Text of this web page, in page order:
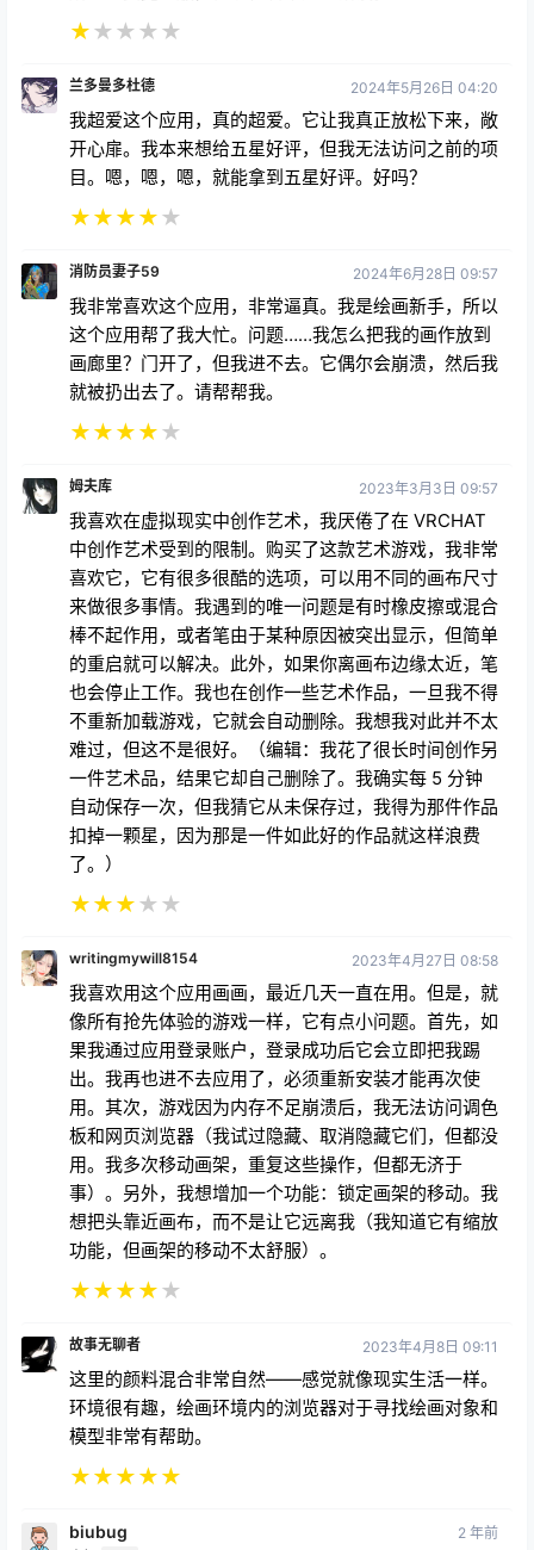
兰多曼多杜德
开心扉。我本来想给五星好评，但我无法访问之前的项
目。嗯，嗯，嗯，就能拿到五星好评。好吗？
★★★ ★★
消防员妻子59
这个应用帮了我大忙。问题……我怎么把我的画作放到
画廊里？门开了，但我进不去。它偶尔会崩溃，然后我
就被扔出去了。请帮帮我。
★★★ ★★
姆夫库
中创作艺术受到的限制。购买了这款艺术游戏，我非常
喜欢它，它有很多很酷的选项，可以用不同的画布尺寸
来做很多事情。我遇到的唯一问题是有时橡皮擦或混合
棒不起作用，或者笔由于某种原因被突出显示，但简单
的重启就可以解决。此外，如果你离画布边缘太近，笔
也会停止工作。我也在创作一些艺术作品，一旦我不得
不重新加载游戏，它就会自动删除。我想我对此并不太
难过，但这不是很好。（编辑：我花了很长时间创作另
一件艺术品，结果它却自己删除了。我确实每 5 分钟
自动保存一次，但我猜它从未保存过，我得为那件作品
扣掉一颗星，因为那是一件如此好的作品就这样浪费
了。）
★★ ★★★
writingmywill8154
像所有抢先体验的游戏一样，它有点小问题。首先，如
果我通过应用登录账户，登录成功后它会立即把我踢
出。我再也进不去应用了，必须重新安装才能再次使
用。其次，游戏因为内存不足崩溃后，我无法访问调色
板和网页浏览器（我试过隐藏、取消隐藏它们，但都没
用。我多次移动画架，重复这些操作，但都无济于
事）。另外，我想增加一个功能：锁定画架的移动。我
想把头靠近画布，而不是让它远离我（我知道它有缩放
功能，但画架的移动不太舒服）。
★★★★★
故事无聊者
环境很有趣，绘画环境内的浏览器对于寻找绘画对象和
模型非常有帮助。
★★★★★
biubug
66666666666666